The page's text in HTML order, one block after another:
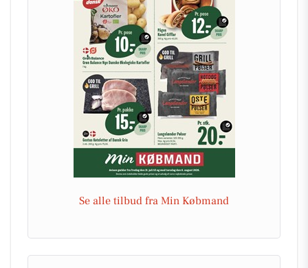
Se alle tilbud fra Min Købmand